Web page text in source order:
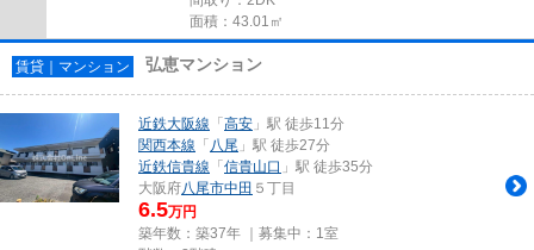
面積：43.01㎡
賃貸｜マンション 弘恵マンション
近鉄大阪線 「高安 」駅 徒歩11分
関西本線 「 八尾 」駅 徒歩27分
近鉄信貴線 「信貴山口 」駅 徒歩35分
大阪府八尾市中田 ５丁目
6.5万円
築年数：築37年 ｜募集中： 1室